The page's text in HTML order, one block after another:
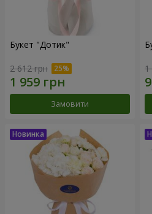
Букет "Дотик"
2 612 грн
Замовити
1